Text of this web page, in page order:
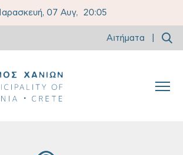
07 Αυγ, 20:05
Αιτήματα